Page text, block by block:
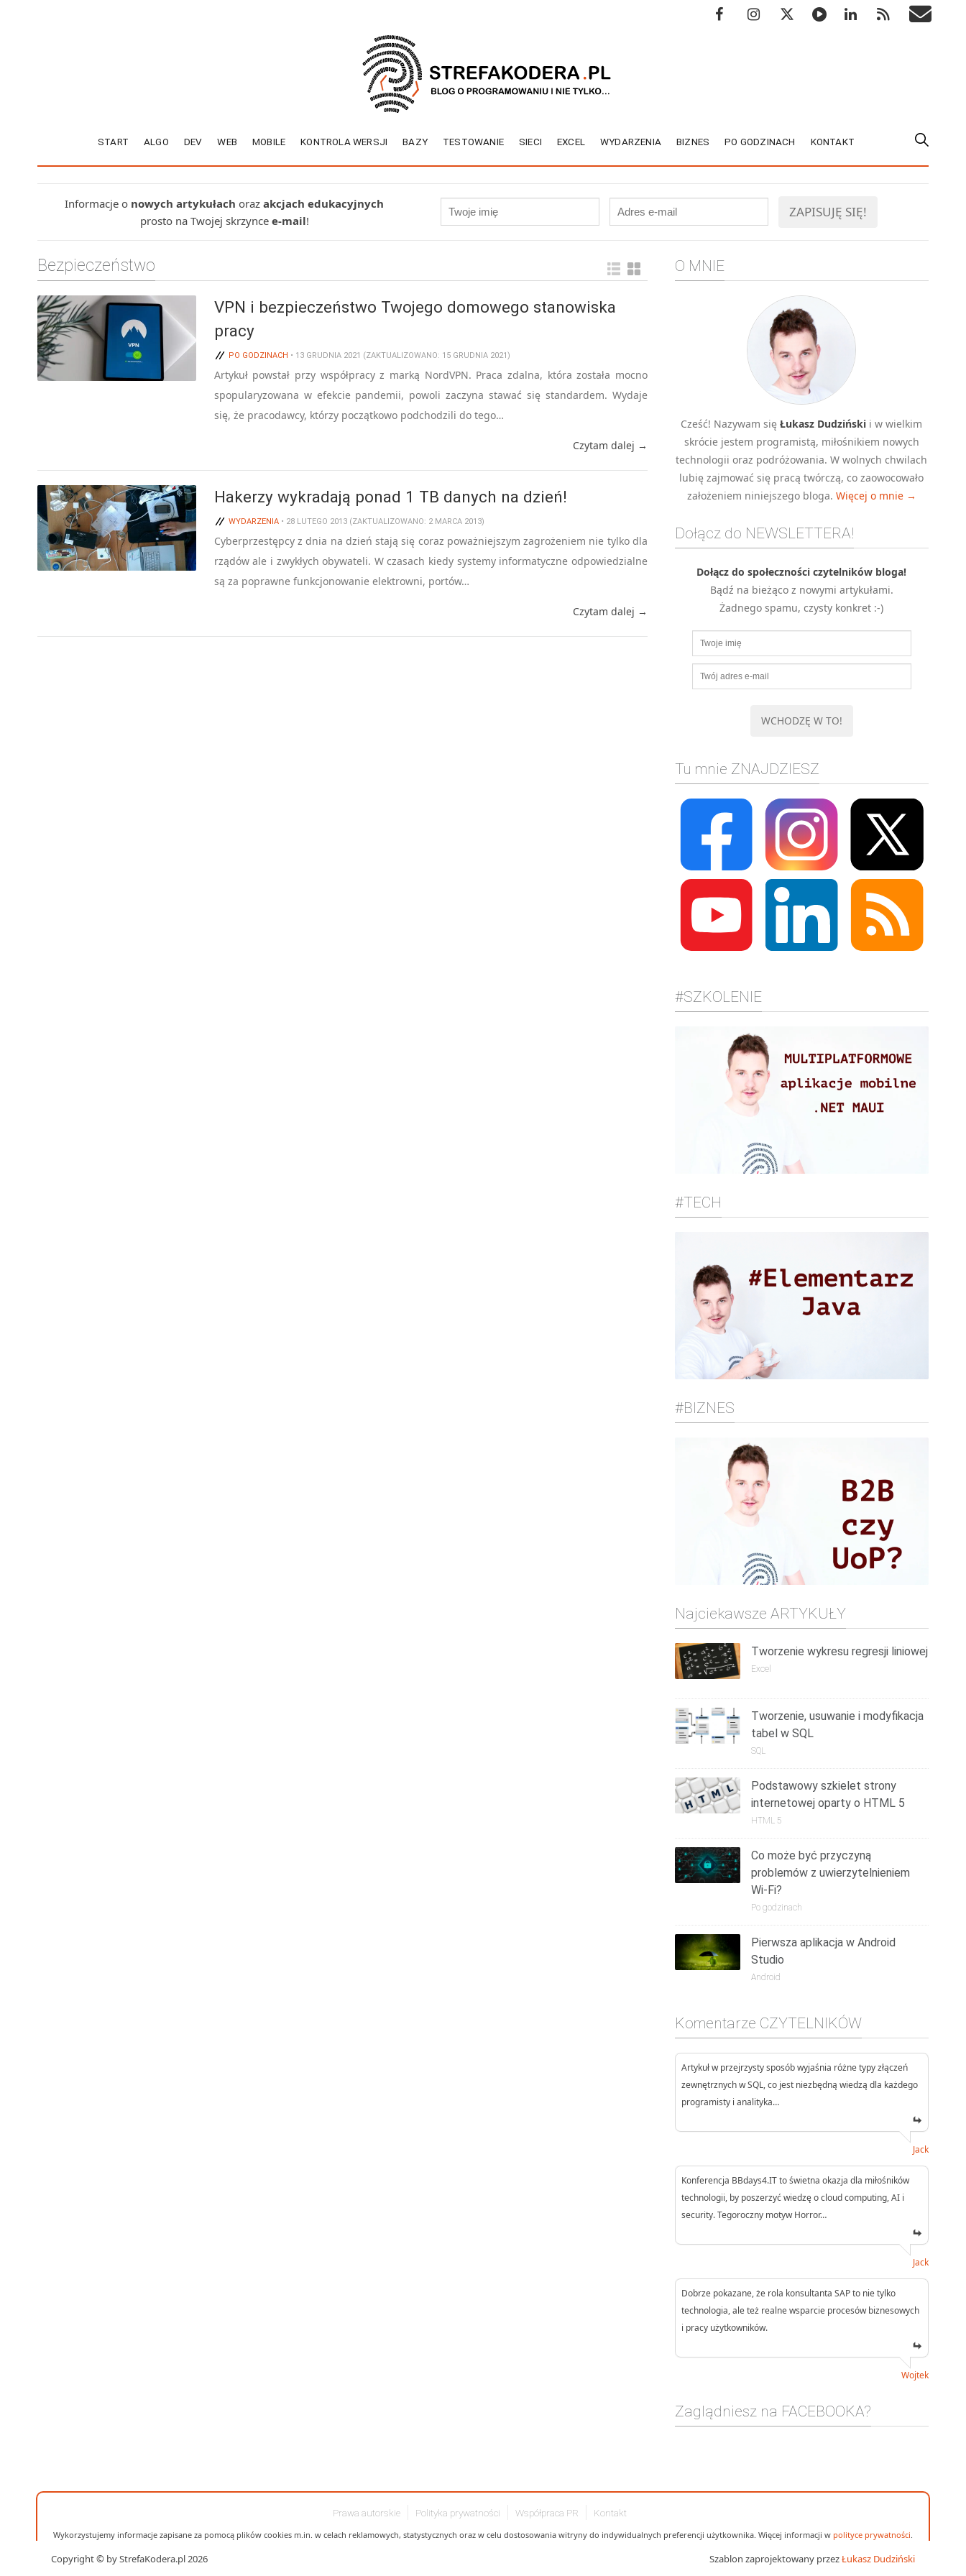
START ALGO DEV WEB MOBILE KONTROLA WERSJI BAZY TESTOWANIE SIECI EXCEL WYDARZENIA BIZNES PO GODZINACH KONTAKT
Informacje o nowych artykułach oraz akcjach edukacyjnych
prosto na Twojej skrzynce e-mail!
Bezpieczeństwo
VPN i bezpieczeństwo Twojego domowego stanowiska
pracy
PO GODZINACH • 13 GRUDNIA 2021 (ZAKTUALIZOWANO: 15 GRUDNIA 2021)
Artykuł powstał przy współpracy z marką NordVPN. Praca zdalna, która została mocno
spopularyzowana w efekcie pandemii, powoli zaczyna stawać się standardem. Wydaje
się, że pracodawcy, którzy początkowo podchodzili do tego…
Czytam dalej →
Hakerzy wykradają ponad 1 TB danych na dzień!
WYDARZENIA• 28 LUTEGO 2013 (ZAKTUALIZOWANO: 2 MARCA 2013)
Cyberprzestępcy z dnia na dzień stają się coraz poważniejszym zagrożeniem nie tylko dla
rządów ale i zwykłych obywateli. W czasach kiedy systemy informatyczne odpowiedzialne
są za poprawne funkcjonowanie elektrowni, portów…
Czytam dalej →
O MNIE
Cześć! Nazywam sięŁukasz Dudziński i w wielkim
skrócie jestem programistą, miłośnikiem nowych
technologii oraz podróżowania. W wolnych chwilach
lubię zajmować się pracą twórczą, co zaowocowało
założeniem niniejszego bloga. Więcej o mnie →
Dołącz do NEWSLETTERA!
Dołącz do społeczności czytelników bloga!
Bądź na bieżąco z nowymi artykułami.
Żadnego spamu, czysty konkret :-)
Tu mnie ZNAJDZIESZ
#SZKOLENIE
#TECH
#BIZNES
Najciekawsze ARTYKUŁY
Tworzenie wykresu regresji liniowej
Excel
Tworzenie, usuwanie i modyfikacja
tabel w SQL
SQL
Podstawowy szkielet strony
internetowej oparty o HTML 5
HTML 5
Co może być przyczyną
problemów z uwierzytelnieniem
Wi-Fi?
Po godzinach
Pierwsza aplikacja w Android
Studio
Android
Komentarze CZYTELNIKÓW
Artykuł w przejrzysty sposób wyjaśnia różne typy złączeń
zewnętrznych w SQL, co jest niezbędną wiedzą dla każdego
programisty i analityka…
Jack
Konferencja BBdays4.IT to świetna okazja dla miłośników
technologii, by poszerzyć wiedzę o cloud computing, AI i
security. Tegoroczny motyw Horror…
Jack
Dobrze pokazane, że rola konsultanta SAP to nie tylko
technologia, ale też realne wsparcie procesów biznesowych
i pracy użytkowników.
Wojtek
Zaglądniesz na FACEBOOKA?
Prawa autorskie Polityka prywatności Współpraca PR Kontakt
Wykorzystujemy informacje zapisane za pomocą plików cookies m.in. w celach reklamowych, statystycznych oraz w celu dostosowania witryny do indywidualnych preferencji użytkownika. Więcej informacji w polityce prywatności
Copyright © by StrefaKodera.pl 2026 Szablon zaprojektowany przezŁukasz Dudziński